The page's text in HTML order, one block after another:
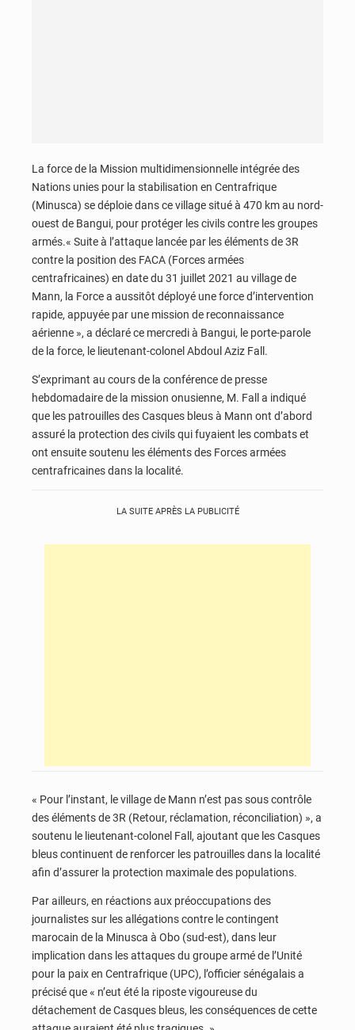
La force de la Mission multidimensionnelle intégrée des
Nations unies pour la stabilisation en Centrafrique
(Minusca) se déploie dans ce village situé à 470 km au nord-
ouest de Bangui, pour protéger les civils contre les groupes
armés.« Suite à l’attaque lancée par les éléments de 3R
contre la position des FACA (Forces armées
centrafricaines) en date du 31 juillet 2021 au village de
Mann, la Force a aussitôt déployé une force d’intervention
rapide, appuyée par une mission de reconnaissance
aérienne », a déclaré ce mercredi à Bangui, le porte-parole
de la force, le lieutenant-colonel Abdoul Aziz Fall.
S’exprimant au cours de la conférence de presse
hebdomadaire de la mission onusienne, M. Fall a indiqué
que les patrouilles des Casques bleus à Mann ont d’abord
assuré la protection des civils qui fuyaient les combats et
ont ensuite soutenu les éléments des Forces armées
centrafricaines dans la localité.
LA SUITE APRÈS LA PUBLICITÉ
« Pour l’instant, le village de Mann n’est pas sous contrôle
des éléments de 3R (Retour, réclamation, réconciliation) », a
soutenu le lieutenant-colonel Fall, ajoutant que les Casques
bleus continuent de renforcer les patrouilles dans la localité
afin d’assurer la protection maximale des populations.
Par ailleurs, en réactions aux préoccupations des
journalistes sur les allégations contre le contingent
marocain de la Minusca à Obo (sud-est), dans leur
implication dans les attaques du groupe armé de l’Unité
pour la paix en Centrafrique (UPC), l’officier sénégalais a
précisé que « n’eut été la riposte vigoureuse du
détachement de Casques bleus, les conséquences de cette